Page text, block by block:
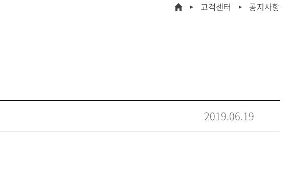
화권유판매 연락금지 신청
고객센터 공지사항
2019.06.19